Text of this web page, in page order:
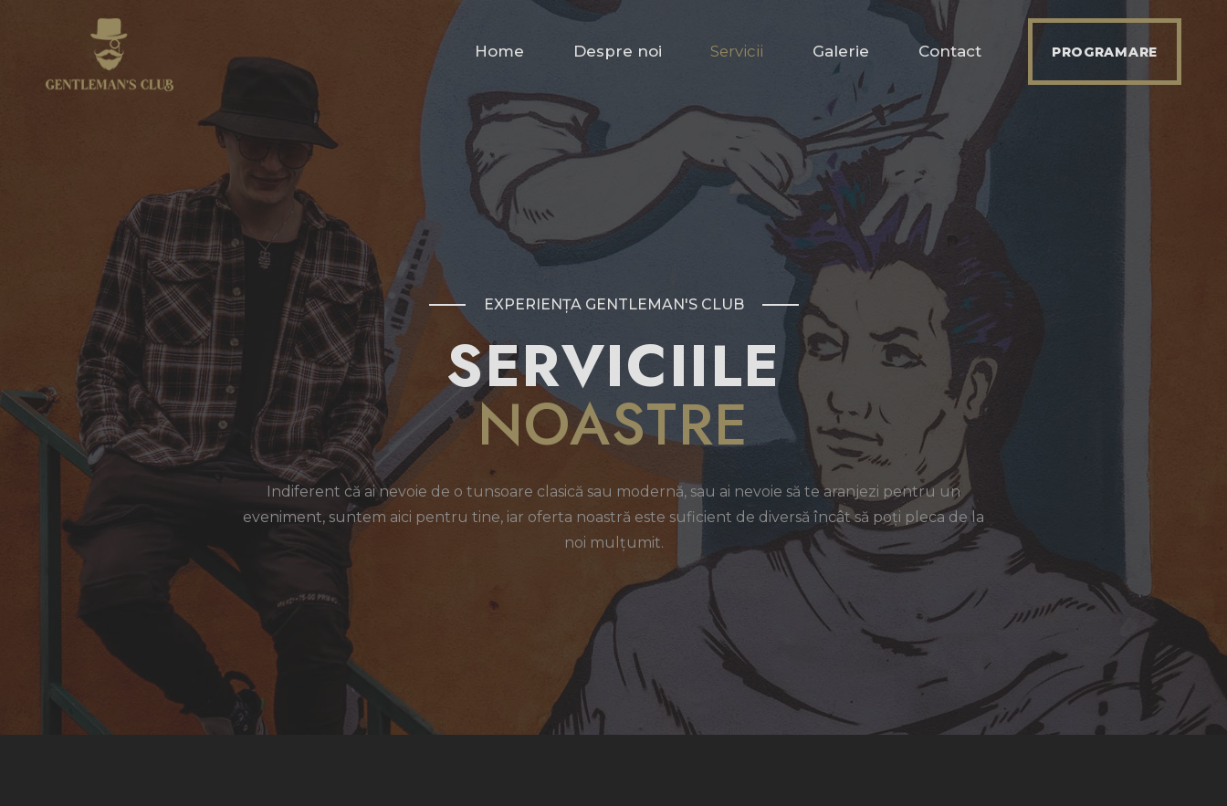
Home Despre noi Servicii Galerie Contact PROGRAMARE
HOME
DESPRE NOI
SERVICII
GALERIE
CONTACT
EXPERIENȚA GENTLEMAN'S CLUB
SERVICIILE
NOASTRE
Indiferent că ai nevoie de o tunsoare clasică sau modernă, sau ai nevoie să te aranjezi pentru un
eveniment, suntem aici pentru tine, iar oferta noastră este suficient de diversă încât să poți pleca de la
noi mulțumit.